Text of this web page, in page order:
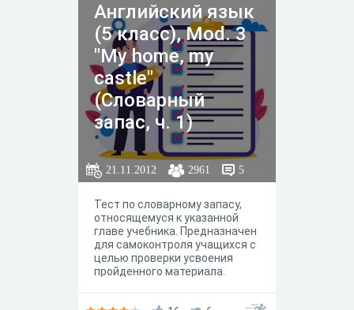
Английский язык
(5 класс), Mod. 3
"My home, my
castle"
(Словарный
запас, ч. 1)
21.11.2012 2961 5
Тест по словарному запасу,
относящемуся к указанной
главе учебника. Предназначен
для самоконтроля учащихся с
целью проверки усвоения
пройденного материала.